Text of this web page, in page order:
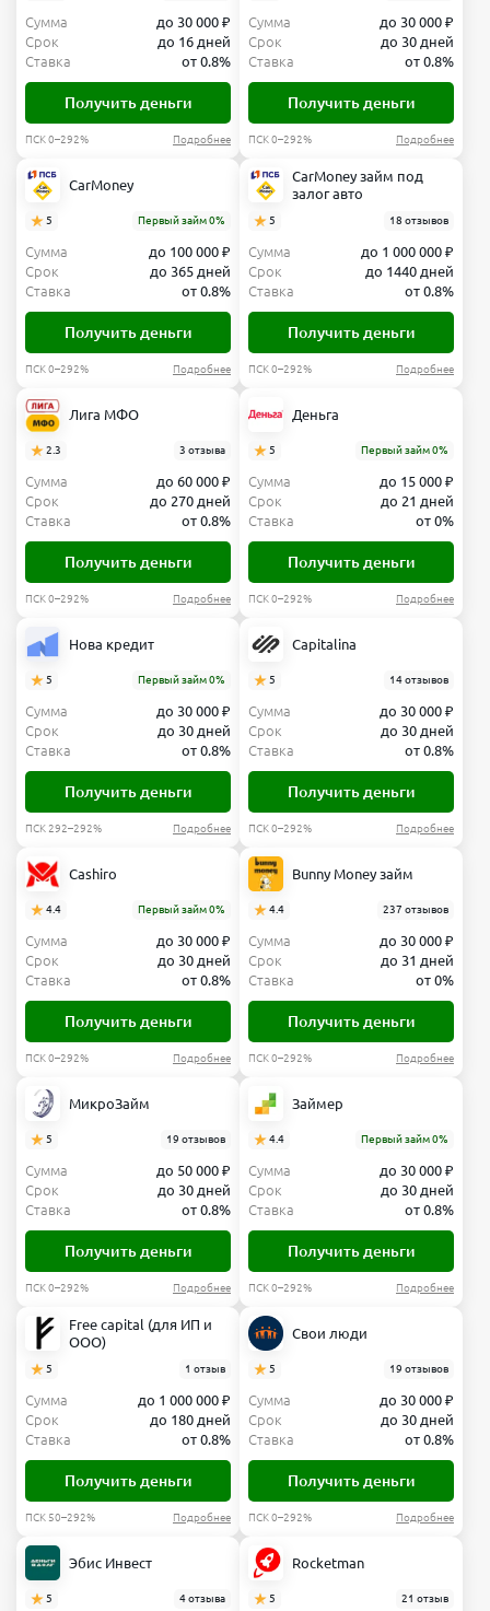
Сумма
до 30 000 ₽
Срок
до 16 дней
Ставка
от 0.8%
Получить деньги
ПСК 0–292% Подробнее
Сумма
до 30 000 ₽
Срок
до 30 дней
Ставка
от 0.8%
Получить деньги
ПСК 0–292% Подробнее
CarMoney
5 Первый займ 0%
Сумма
до 100 000 ₽
Срок
до 365 дней
Ставка
от 0.8%
Получить деньги
ПСК 0–292% Подробнее
CarMoney займ под
залог авто
5 18 отзывов
Сумма
до 1 000 000 ₽
Срок
до 1440 дней
Ставка
от 0.8%
Получить деньги
ПСК 0–292% Подробнее
Лига МФО
2.3 3 отзыва
Сумма
до 60 000 ₽
Срок
до 270 дней
Ставка
от 0.8%
Получить деньги
ПСК 0–292% Подробнее
Деньга
5 Первый займ 0%
Сумма
до 15 000 ₽
Срок
до 21 дней
Ставка
от 0%
Получить деньги
ПСК 0–292% Подробнее
Нова кредит
5 Первый займ 0%
Сумма
до 30 000 ₽
Срок
до 30 дней
Ставка
от 0.8%
Получить деньги
ПСК 292–292% Подробнее
Capitalina
5 14 отзывов
Сумма
до 30 000 ₽
Срок
до 30 дней
Ставка
от 0.8%
Получить деньги
ПСК 0–292% Подробнее
Cashiro
4.4 Первый займ 0%
Сумма
до 30 000 ₽
Срок
до 30 дней
Ставка
от 0.8%
Получить деньги
ПСК 0–292% Подробнее
Bunny Money займ
4.4 237 отзывов
Сумма
до 30 000 ₽
Срок
до 31 дней
Ставка
от 0%
Получить деньги
ПСК 0–292% Подробнее
МикроЗайм
5 19 отзывов
Сумма
до 50 000 ₽
Срок
до 30 дней
Ставка
от 0.8%
Получить деньги
ПСК 0–292% Подробнее
Займер
4.4 Первый займ 0%
Сумма
до 30 000 ₽
Срок
до 30 дней
Ставка
от 0.8%
Получить деньги
ПСК 0–292% Подробнее
Free capital (для ИП и
ООО)
5 1 отзыв
Сумма
до 1 000 000 ₽
Срок
до 180 дней
Ставка
от 0.8%
Получить деньги
ПСК 50–292% Подробнее
Свои люди
5 19 отзывов
Сумма
до 30 000 ₽
Срок
до 30 дней
Ставка
от 0.8%
Получить деньги
ПСК 0–292% Подробнее
Эбис Инвест
5 4 отзыва
Rocketman
5 21 отзыв